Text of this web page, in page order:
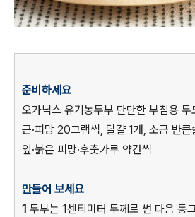
준비하세요
오가닉스 유기농두부 단단한 부침용
근·피망 20그램씩, 달걀 1개, 소금 반
잎·붉은 피망·후춧가루 약간씩
만들어 보세요
1 두부는 1센티미터 두께로 썬 다음 동